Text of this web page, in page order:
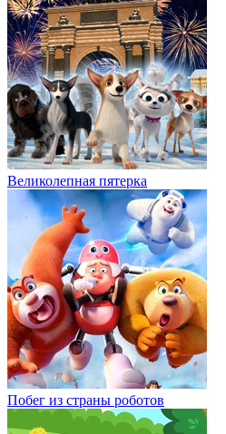
Великолепная пятерка
Побег из страны роботов